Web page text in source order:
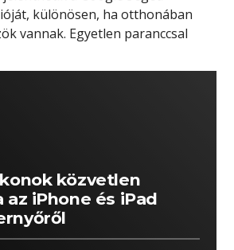
különösen, ha otthonában
vannak. Egyetlen paranccsal
közvetlen
az iPhone és iPad